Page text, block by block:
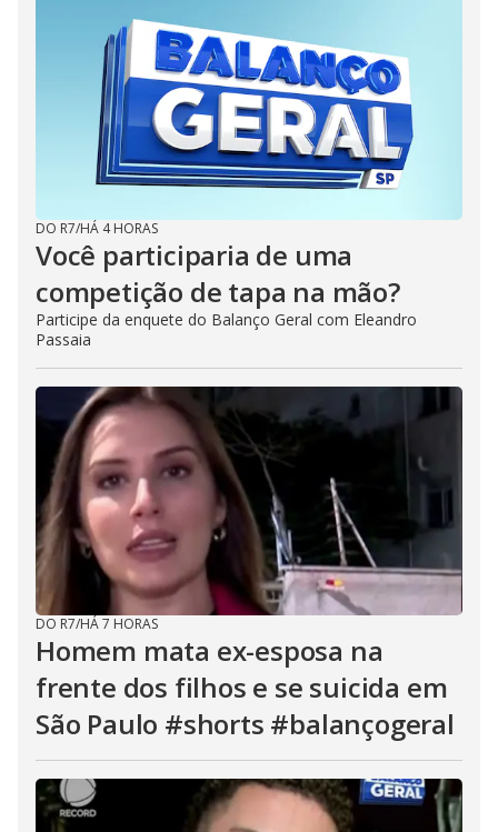
DO R7/HÁ 4 HORAS
Você participaria de uma
competição de tapa na mão?
Participe da enquete do Balanço Geral com Eleandro
Passaia
DO R7/HÁ 7 HORAS
Homem mata ex-esposa na
frente dos filhos e se suicida em
São Paulo #shorts #balançogeral